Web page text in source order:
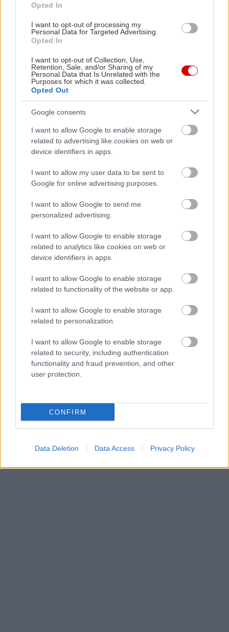
Opted In
I want to opt-out of processing my
Personal Data for Targeted Advertising.
Opted In
I want to opt-out of Collection, Use,
Retention, Sale, and/or Sharing of my
Personal Data that Is Unrelated with the
Purposes for which it was collected.
Opted Out
Google consents
I want to allow Google to enable storage
related to advertising like cookies on web or
device identifiers in apps.
I want to allow my user data to be sent to
Google for online advertising purposes.
I want to allow Google to send me
personalized advertising.
I want to allow Google to enable storage
related to analytics like cookies on web or
device identifiers in apps.
I want to allow Google to enable storage
related to functionality of the website or app.
I want to allow Google to enable storage
related to personalization.
I want to allow Google to enable storage
related to security, including authentication
functionality and fraud prevention, and other
user protection.
CONFIRM
Data Deletion Data Access Privacy Policy
PODCASTS
Η Maria Rolls χωρίς φίλτρο
με τον